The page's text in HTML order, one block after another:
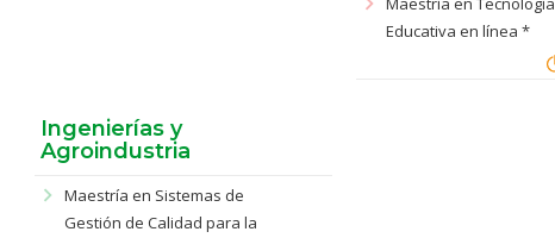
Educativa en línea *
Ingenierías y
Agroindustria
chevron_right
Maestría en Sistemas de
Gestión de Calidad para la